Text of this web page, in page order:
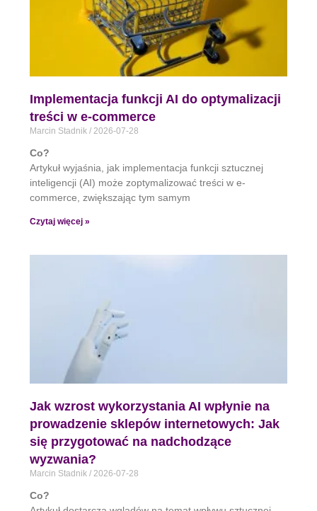
Implementacja funkcji AI do optymalizacji
treści w e-commerce
Marcin Stadnik 2026-07-28
Co?
Artykuł wyjaśnia, jak implementacja funkcji sztucznej
inteligencji (AI) może zoptymalizować treści w e-
commerce, zwiększając tym samym
Czytaj więcej »
Jak wzrost wykorzystania AI wpłynie na
prowadzenie sklepów internetowych: Jak
się przygotować na nadchodzące
wyzwania?
Marcin Stadnik 2026-07-28
Co?